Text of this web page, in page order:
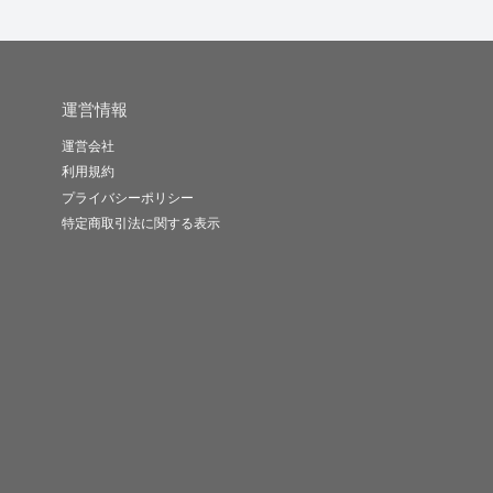
運営情報
運営会社
利用規約
プライバシーポリシー
特定商取引法に関する表示